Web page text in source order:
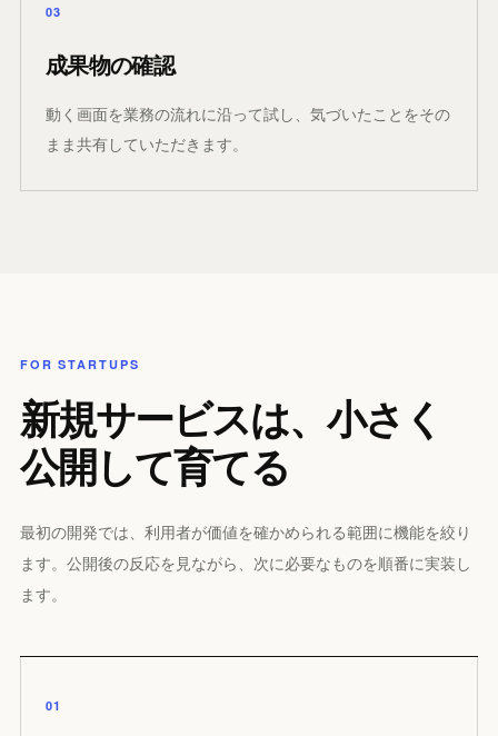
03
成果物の確認
動く画面を業務の流れに沿って試し、気づいたことをその
まま共有していただきます。
FOR STARTUPS
新規サービスは、小さく
公開して育てる
最初の開発では、利用者が価値を確かめられる範囲に機能を絞り
ます。公開後の反応を見ながら、次に必要なものを順番に実装し
ます。
01